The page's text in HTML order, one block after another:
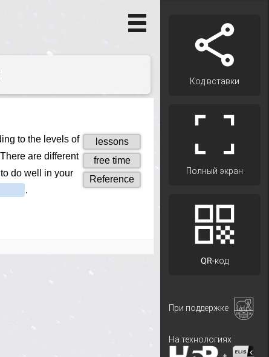
Код вставки
Полный экран
QR-код
При поддержке
На технологиях